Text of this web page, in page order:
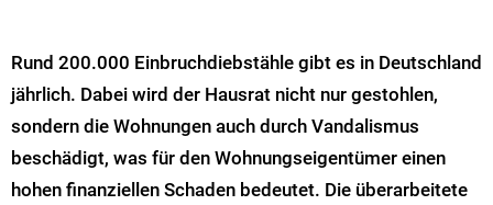
Rund 200.000 Einbruchdiebstähle gibt es in Deutschland
jährlich. Dabei wird der Hausrat nicht nur gestohlen,
sondern die Wohnungen auch durch Vandalismus
beschädigt, was für den Wohnungseigentümer einen
hohen finanziellen Schaden bedeutet. Die überarbeitete